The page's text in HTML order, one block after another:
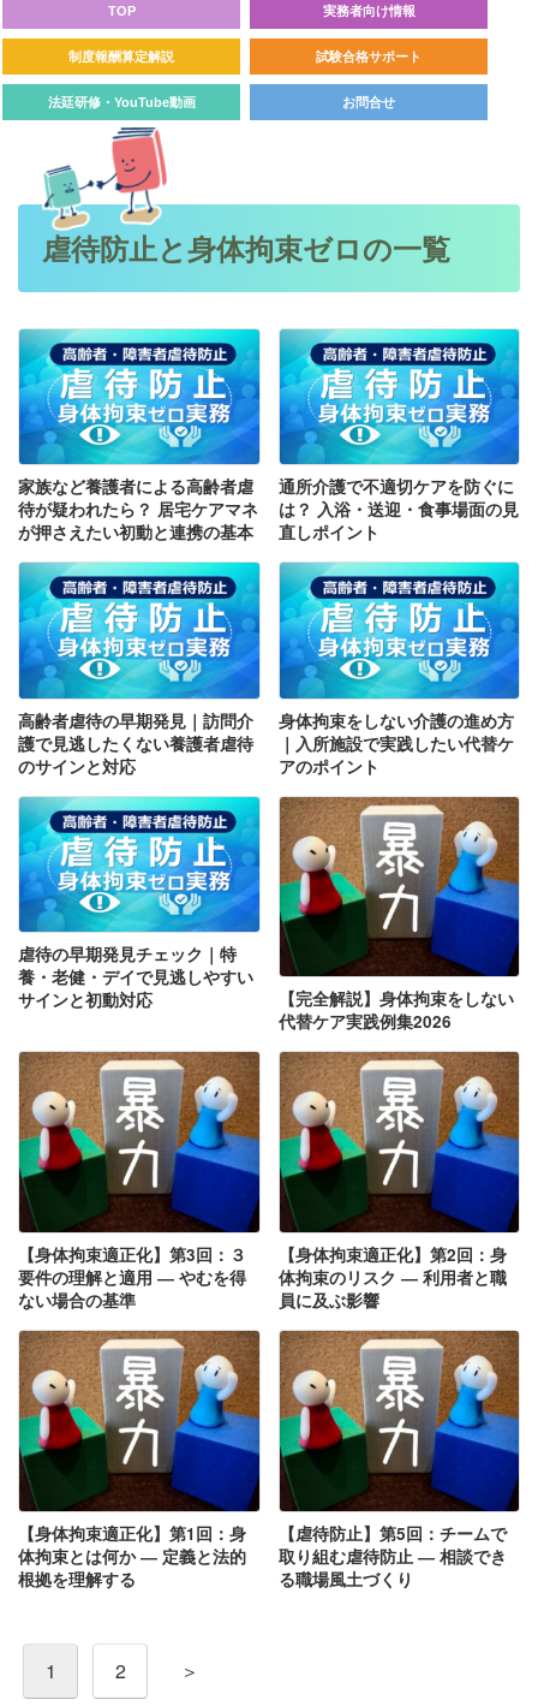
TOP 実務者向け情報
制度報酬算定解説 試験合格サポート
法廷研修・YouTube動画 お問合せ
虐待防止と身体拘束ゼロの一覧
家族など養護者による高齢者虐
待が疑われたら？ 居宅ケアマネ
が押さえたい初動と連携の基本
通所介護で不適切ケアを防ぐに
は？ 入浴・送迎・食事場面の見
直しポイント
高齢者虐待の早期発見｜訪問介
護で見逃したくない養護者虐待
のサインと対応
身体拘束をしない介護の進め方
｜入所施設で実践したい代替ケ
アのポイント
虐待の早期発見チェック｜特
養・老健・デイで見逃しやすい
サインと初動対応
【完全解説】身体拘束をしない
代替ケア実践例集2026
【身体拘束適正化】第3回：３
要件の理解と適用 ― やむを得
ない場合の基準
【身体拘束適正化】第2回：身
体拘束のリスク ― 利用者と職
員に及ぶ影響
【身体拘束適正化】第1回：身
体拘束とは何か ― 定義と法的
根拠を理解する
【虐待防止】第5回：チームで
取り組む虐待防止 ― 相談でき
る職場風土づくり
1 2 ＞